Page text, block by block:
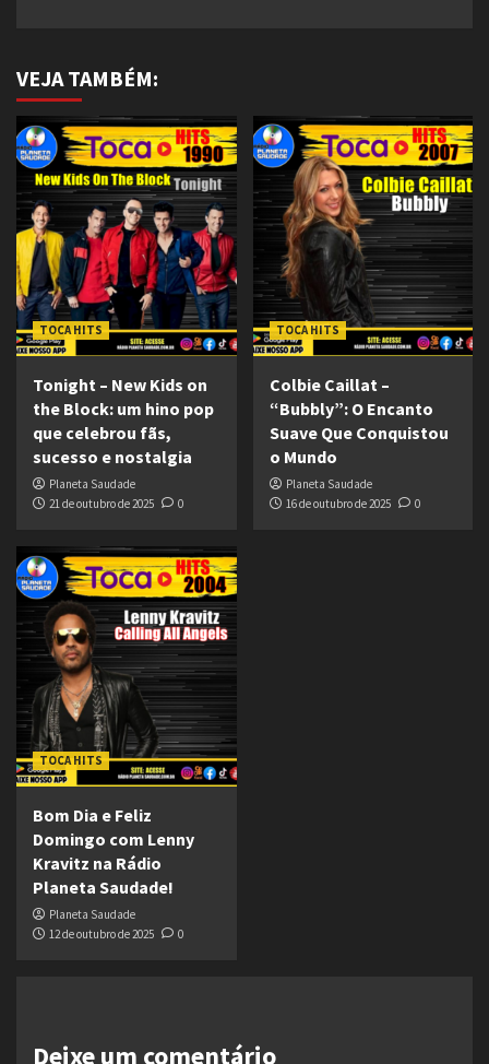
VEJA TAMBÉM:
TOCA HITS
Tonight – New Kids on
the Block: um hino pop
que celebrou fãs,
sucesso e nostalgia
Planeta Saudade
21 de outubro de 2025
0
TOCA HITS
Colbie Caillat –
“Bubbly”: O Encanto
Suave Que Conquistou
o Mundo
Planeta Saudade
16 de outubro de 2025
0
TOCA HITS
Bom Dia e Feliz
Domingo com Lenny
Kravitz na Rádio
Planeta Saudade!
Planeta Saudade
12 de outubro de 2025
0
Deixe um comentário